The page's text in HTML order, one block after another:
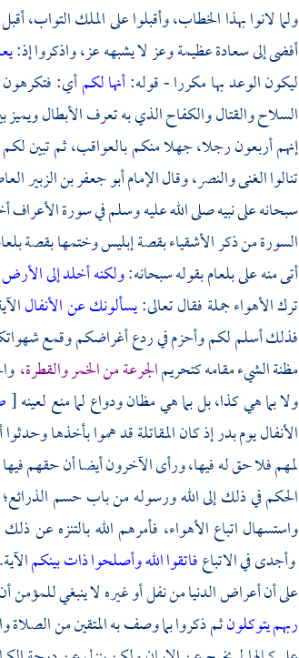
ولما لانوا بهذا الخطاب، وأقبلوا على الملك التواب،
أفضى إلى سعادة عظيمة وعز لا يشبهه عز، واذكروا إذ:
ليكون الوعد بها مكررا - قوله:أنها لكمأي:
السلاح والقتال والكفاح الذي به تعرف الأبطال
إنهم أربعون رجلا، جهلا منكم بالعواقب، ثم تبين لكم
تنالوا الغنى والنصر، وقالالإمام أبو جعفر بن الزبير
سبحانه على نبيه صلى الله عليه وسلم في سورة الأعراف
السورة من ذكر الأشقياء بقصة إبليس وختمها بقصة
أتى منه علىبلعامبقوله سبحانه:ولكنه أخلد إلى
ترك الأهواء جملة فقال تعالى:يسألونك عن الأنفال
فذلك أسلم لكم وأحزم في ردع أغراضكم وقمع
مظنة الشيء مقامه كتحريمالجرعة من الخمر والقطرة،
ولا بما هي كذا، بل بما هي مظان ودواع لما منع لعينه[
الأنفال يومبدرإذ كان المقاتلة قد هموا بأخذها
لمهم فلا حق له فيها، ورأى الآخرون أيضا أن حقهم
الحكم في ذلك إلى الله ورسوله من باب حسم
واستسهال اتباع الأهواء، فأمرهم الله بالتنزه عن
وأجدى في الاتباعفاتقوا الله وأصلحوا ذات بينكم
على أن أعراض الدنيا من نفل أو غيره لا ينبغي للمؤمن
ربهم يتوكلونثم ذكروا بما وصف به المتقين من الصلاة